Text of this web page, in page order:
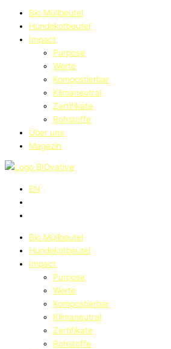
Bio Müllbeutel
Hundekotbeutel
Impact
Purpose
Werte
Kompostierbar
Klimaneutral
Zertifikate
Rohstoffe
Über uns
Magazin
EN
Bio Müllbeutel
Hundekotbeutel
Impact
Purpose
Werte
Kompostierbar
Klimaneutral
Zertifikate
Rohstoffe